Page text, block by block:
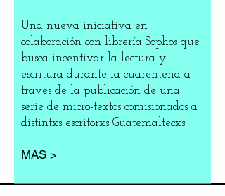
Una nueva iniciativa en
colaboración con librería Sophos que
busca incentivar la lectura y
escritura durante la cuarentena a
traves de la publicación de una
serie de micro-textos comisionados a
distintxs escritorxs Guatemaltecxs.
MAS >